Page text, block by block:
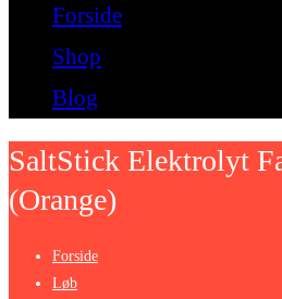
Forside
Shop
Blog
SaltStick Elektrolyt
(Orange)
Forside
Løb